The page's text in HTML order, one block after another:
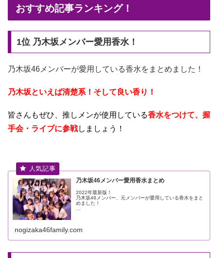
おすすめ記事ランキング！
1位 乃木坂メンバー愛用香水！
乃木坂46メンバーが愛用している香水をまとめました！
乃木坂といえば清楚系！そして良い香り！
皆さんもぜひ、推しメンが使用している香水をつけて、握
手会・ライブに参戦しましょう！
乃木坂46メンバー愛用香水まとめ
2022年最新版！
乃木坂46メンバー、元メンバーが愛用している香水をまと
めました！
nogizaka46family.com